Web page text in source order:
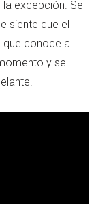
excepción. Se
siente que el
que conoce a
y se